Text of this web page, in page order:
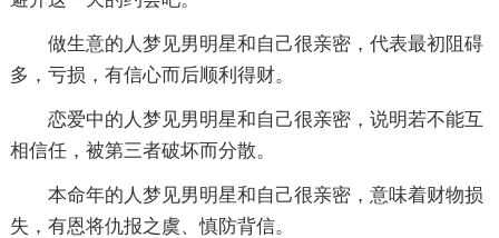
做生意的人梦见男明星和自己很亲密，代表最初阻碍
多，亏损，有信心而后顺利得财。
恋爱中的人梦见男明星和自己很亲密，说明若不能互
相信任，被第三者破坏而分散。
本命年的人梦见男明星和自己很亲密，意味着财物损
失，有恩将仇报之虞、慎防背信。